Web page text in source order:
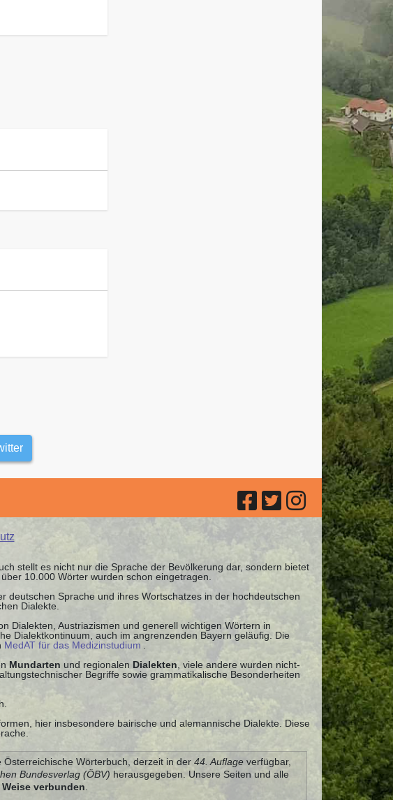
stellt es nicht nur die Sprache der Bevölkerung dar, sondern bietet
10.000 Wörter wurden schon eingetragen.
deutschen Sprache und ihres Wortschatzes in der hochdeutschen
Dialekte.
Dialekten, Austriazismen und generell wichtigen Wörtern in
Dialektkontinuum, auch im angrenzenden Bayern geläufig. Die
MedAT für das Medizinstudium
Mundarten und regionalen Dialekten , viele andere wurden nicht-
Begriffe sowie grammatikalische Besonderheiten
hier insbesondere bairische und alemannische Dialekte. Diese
Wörterbuch, derzeit in der 44. Auflageverfügbar,
Bundesverlag (ÖBV) herausgegeben. Unsere Seiten und alle
Weise verbunden